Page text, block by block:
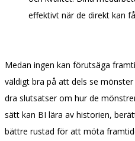
effektivt när de direkt kan
Medan ingen kan förutsäga
väldigt bra på att dels se
dra slutsatser om hur de
sätt kan BI lära av historien,
bättre rustad för att möta